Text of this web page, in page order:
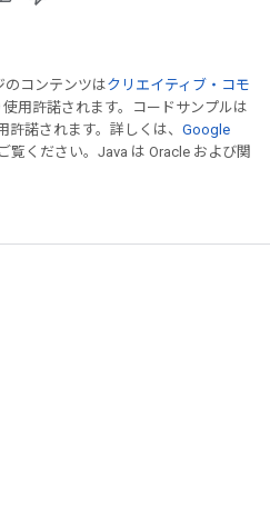
のコンテンツはクリエイティブ・コモ
使用許諾されます。コードサンプルは
許諾されます。詳しくは、 Google
覧ください。Java は Oracle および関